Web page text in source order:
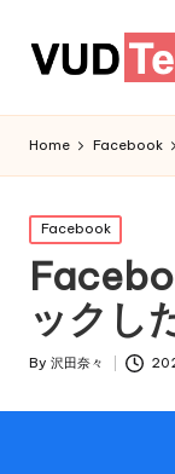
Home Facebook
Posted
in
Facebook
ックし
Posted
By 沢田奈々